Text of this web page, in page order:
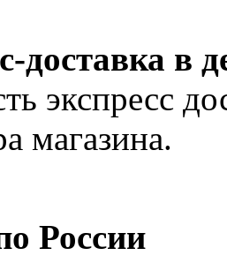
доставка в
экспресс
магазина.
России